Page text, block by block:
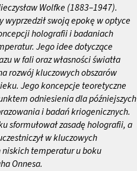
Wolfke (1883–1947).
wyprzedził swoją epokę w optyce
holografii i badaniach
Jego idee dotyczące
w fali oraz własności światła
rozwój kluczowych obszarów
Jego koncepcje teoretyczne
odniesienia dla późniejszych
i badań kriogenicznych.
sformułował zasadę holografii, a
w kluczowych
temperatur u boku
Onnesa.